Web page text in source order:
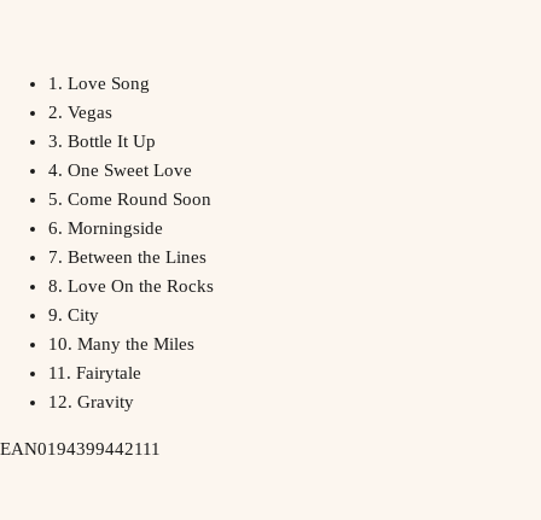
1. Love Song
2. Vegas
3. Bottle It Up
4. One Sweet Love
5. Come Round Soon
6. Morningside
7. Between the Lines
8. Love On the Rocks
9. City
10. Many the Miles
11. Fairytale
12. Gravity
EAN0194399442111